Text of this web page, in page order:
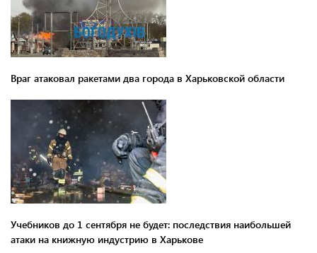
Враг атаковал ракетами два города в Харьковской области
Учебников до 1 сентября не будет: последствия наибольшей
атаки на книжную индустрию в Харькове